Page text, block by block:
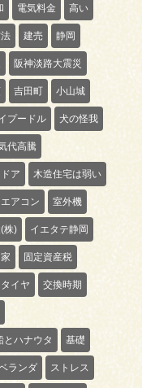
電気料金 高い
建売 静岡
阪神淡路大震災
吉田町 小山城
プードル 犬の怪我
代高騰
ドア 木造住宅は弱い
エアコン 室外機
株) イエタテ静岡
固定資産税
タイヤ 交換時期
とハナウタ 基礎
ランダ ストレス